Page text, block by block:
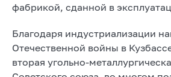
фабрикой, сданной в
Благодаря индустриализации
Отечественной войны в
вторая угольно-